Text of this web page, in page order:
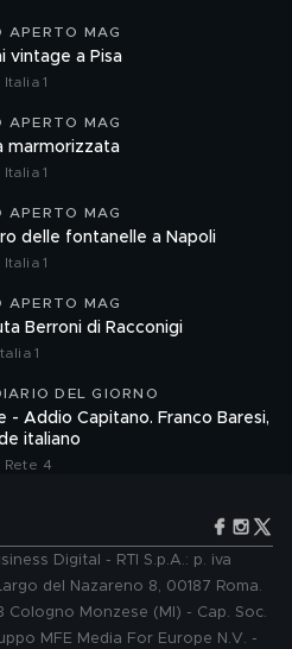
APERTO MAG
vintage a Pisa
1
APERTO MAG
marmorizzata
1
APERTO MAG
delle fontanelle a Napoli
1
APERTO MAG
Berroni di Racconigi
1
DEL GIORNO
- Addio Capitano. Franco Baresi,
italiano
4
Digital - RTI S.p.A.: p. iva
del Nazareno 8, 00187 Roma.
Monzese (MI) - Cap. Soc.
MFE Media For Europe N.V. -